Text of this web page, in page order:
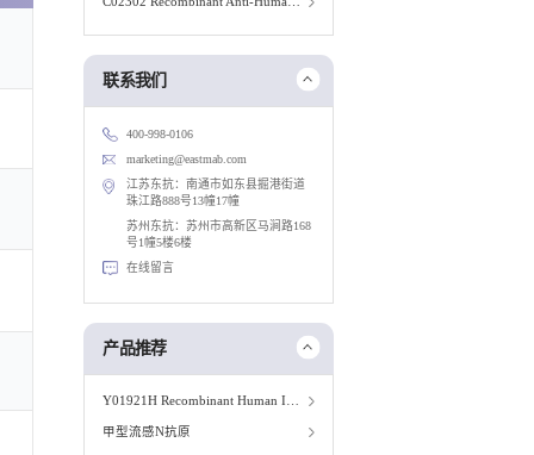
联系我们
400-998-0106
marketing@eastmab.com
江苏东抗：南通市如东县掘港街道
珠江路888号13幢17幢
苏州东抗：苏州市高新区马涧路168
号1幢5楼6楼
在线留言
产品推荐
Y01921H Recombinant Human IL-1A
甲型流感N抗原